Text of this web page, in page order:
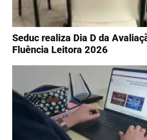
Seduc realiza Dia D da
Fluência Leitora 2026